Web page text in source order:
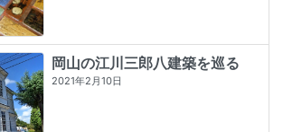
岡山の江川三郎八建築を巡る
2021年2月10日